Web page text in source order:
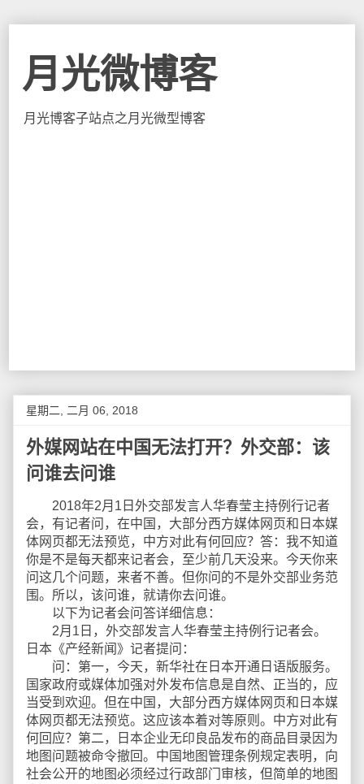
月光微博客
月光博客子站点之月光微型博客
星期二, 二月 06, 2018
外媒网站在中国无法打开？外交部：该
问谁去问谁
2018年2月1日外交部发言人华春莹主持例行记者
会，有记者问，在中国，大部分西方媒体网页和日本媒
体网页都无法预览，中方对此有何回应？答：我不知道
你是不是每天都来记者会，至少前几天没来。今天你来
问这几个问题，来者不善。但你问的不是外交部业务范
围。所以，该问谁，就请你去问谁。
以下为记者会问答详细信息：
2月1日，外交部发言人华春莹主持例行记者会。
日本《产经新闻》记者提问：
问：第一，今天，新华社在日本开通日语版服务。
国家政府或媒体加强对外发布信息是自然、正当的，应
当受到欢迎。但在中国，大部分西方媒体网页和日本媒
体网页都无法预览。这应该本着对等原则。中方对此有
何回应？第二，日本企业无印良品发布的商品目录因为
地图问题被命令撤回。中国地图管理条例规定表明，向
社会公开的地图必须经过行政部门审核，但简单的地图